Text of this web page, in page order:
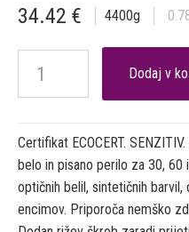
34.42 € 4400g
Certifikat ECOCERT.
belo in pisano perilo za 30,
optičnih belil, sintetičnih barvil,
encimov. Priporoča nemško